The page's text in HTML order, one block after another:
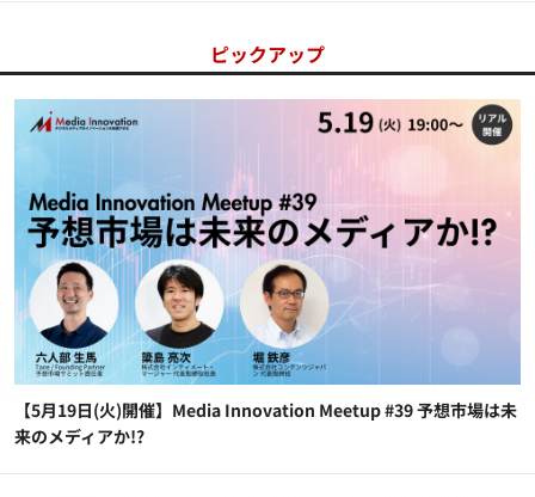
ピックアップ
【5月19日(火)開催】Media Innovation Meetup #39 予想市場は未
来のメディアか!?